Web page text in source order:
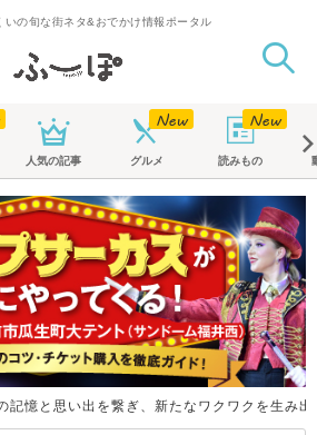
いの旬な街ネタ&おでかけ情報ポータル
人気の記事 グルメ 読みもの
の記憶と思い出を繋ぎ、新たなワクワクを生み